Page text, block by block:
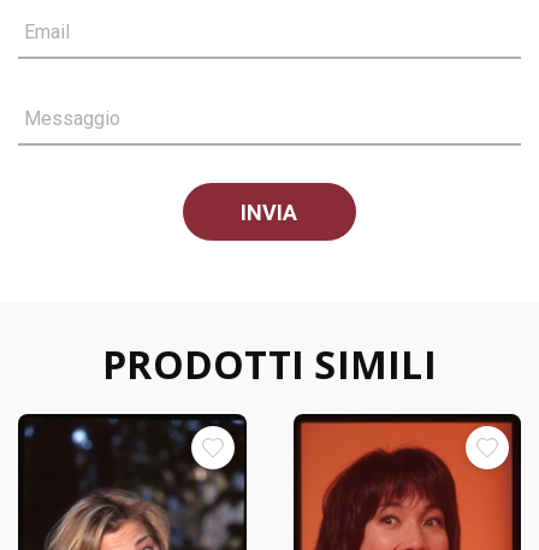
Email
Messaggio
PRODOTTI SIMILI